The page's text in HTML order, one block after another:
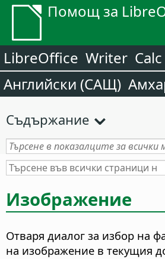
Помощ за
LibreOffice Writer Calc
Английски (САЩ)
Съдържание
Изображение
Отваря диалог за избор на
на изображение в текущия